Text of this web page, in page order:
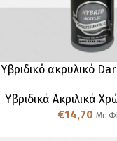
Υβριδικό ακρυλικό
Υβριδικά Ακριλικά
€14,70 Με